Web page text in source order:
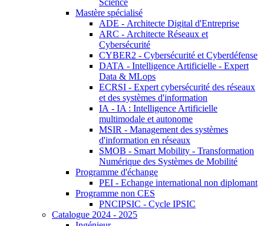
Science
Mastère spécialisé
ADE - Architecte Digital d'Entreprise
ARC - Architecte Réseaux et
Cybersécurité
CYBER2 - Cybersécurité et Cyberdéfense
DATA - Intelligence Artificielle - Expert
Data & MLops
ECRSI - Expert cybersécurité des réseaux
et des systèmes d'information
IA - IA : Intelligence Artificielle
multimodale et autonome
MSIR - Management des systèmes
d'information en réseaux
SMOB - Smart Mobility - Transformation
Numérique des Systèmes de Mobilité
Programme d'échange
PEI - Echange international non diplomant
Programme non CES
PNCIPSIC - Cycle IPSIC
Catalogue 2024 - 2025